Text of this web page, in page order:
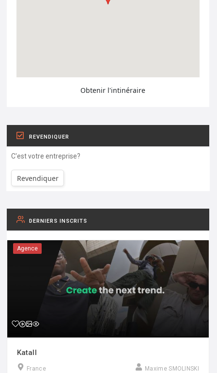
Obtenir l'intinéraire
REVENDIQUER
C'est votre entreprise?
Revendiquer
DERNIERS INSCRITS
Agence
Katall
France Maxime SMOLINSKI